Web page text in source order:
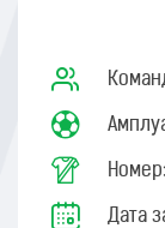
Номер:
Дата